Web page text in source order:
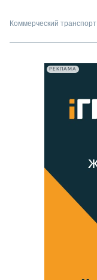
Коммерческий транспорт
РЕКЛАМА